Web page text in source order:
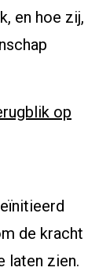
en hoe zij,
op
de kracht
laten zien.